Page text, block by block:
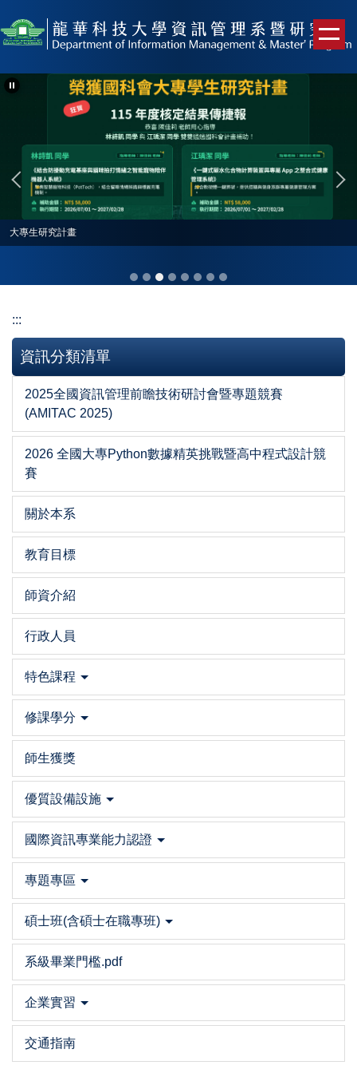
到
內
大專生研究計畫
:::
資訊分類清單
2025全國資訊管理前瞻技術研討會暨專題競賽
(AMITAC 2025)
2026 全國大專Python數據精英挑戰暨高中程式設計競
賽
關於本系
教育目標
師資介紹
行政人員
特色課程
修課學分
師生獲獎
優質設備設施
國際資訊專業能力認證
專題專區
碩士班(含碩士在職專班)
系級畢業門檻.pdf
企業實習
交通指南